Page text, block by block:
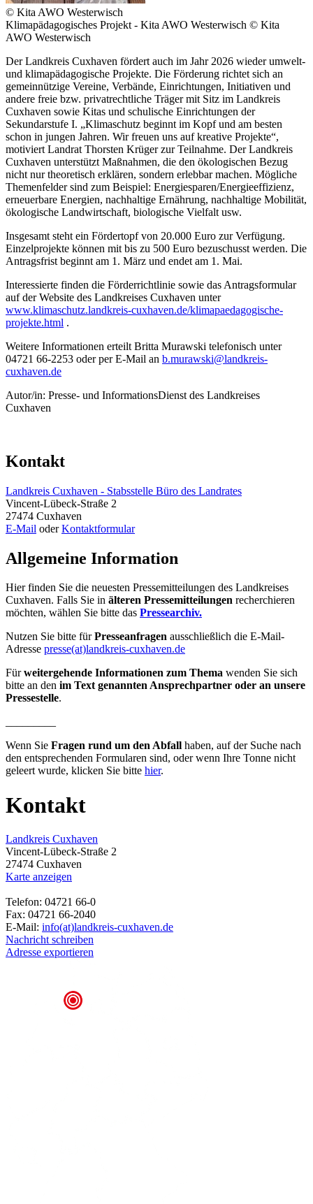
© Kita AWO Westerwisch
Klimapädagogisches Projekt - Kita AWO Westerwisch © Kita
AWO Westerwisch
Der Landkreis Cuxhaven fördert auch im Jahr 2026 wieder umwelt-
und klimapädagogische Projekte. Die Förderung richtet sich an
gemeinnützige Vereine, Verbände, Einrichtungen, Initiativen und
andere freie bzw. privatrechtliche Träger mit Sitz im Landkreis
Cuxhaven sowie Kitas und schulische Einrichtungen der
Sekundarstufe I. „Klimaschutz beginnt im Kopf und am besten
schon in jungen Jahren. Wir freuen uns auf kreative Projekte“,
motiviert Landrat Thorsten Krüger zur Teilnahme. Der Landkreis
Cuxhaven unterstützt Maßnahmen, die den ökologischen Bezug
nicht nur theoretisch erklären, sondern erlebbar machen. Mögliche
Themenfelder sind zum Beispiel: Energiesparen/Energieeffizienz,
erneuerbare Energien, nachhaltige Ernährung, nachhaltige Mobilität,
ökologische Landwirtschaft, biologische Vielfalt usw.
Insgesamt steht ein Fördertopf von 20.000 Euro zur Verfügung.
Einzelprojekte können mit bis zu 500 Euro bezuschusst werden. Die
Antragsfrist beginnt am 1. März und endet am 1. Mai.
Interessierte finden die Förderrichtlinie sowie das Antragsformular
auf der Website des Landkreises Cuxhaven unter
www.klimaschutz.landkreis-cuxhaven.de/klimapaedagogische-
projekte.html .
Weitere Informationen erteilt Britta Murawski telefonisch unter
04721 66-2253 oder per E-Mail an b.murawski@landkreis-
cuxhaven.de
Autor/in: Presse- und InformationsDienst des Landkreises
Cuxhaven
Kontakt
Landkreis Cuxhaven - Stabsstelle Büro des Landrates
Vincent-Lübeck-Straße 2
27474 Cuxhaven
E-Mail oderKontaktformular
Allgemeine Information
Hier finden Sie die neuesten Pressemitteilungen des Landkreises
Cuxhaven. Falls Sie in älteren Pressemitteilungen recherchieren
möchten, wählen Sie bitte das Pressearchiv.
Nutzen Sie bitte fürPresseanfragen ausschließlich die E-Mail-
Adresse presse(at)landkreis-cuxhaven.de
Fürweitergehende Informationen zum Thema wenden Sie sich
bitte an den im Text genannten Ansprechpartner oder an unsere
Pressestelle.
Wenn Sie Fragen rund um den Abfall haben, auf der Suche nach
den entsprechenden Formularen sind, oder wenn Ihre Tonne nicht
geleert wurde, klicken Sie bitte hier.
Kontakt
Landkreis Cuxhaven
Vincent-Lübeck-Straße 2
27474 Cuxhaven
Karte anzeigen
Telefon: 04721 66-0
Fax: 04721 66-2040
E-Mail: info(at)landkreis-cuxhaven.de
Nachricht schreiben
Adresse exportieren